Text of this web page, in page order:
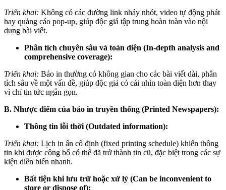
Triển khai: Không có các đường link nhảy nhót, video tự động phát
hay quảng cáo pop-up, giúp độc giả tập trung hoàn toàn vào nội
dung bài viết.
Phân tích chuyên sâu và toàn diện (In-depth analysis and
comprehensive coverage):
Triển khai: Báo in thường có không gian cho các bài viết dài, phân
tích sâu về một vấn đề, giúp độc giả có cái nhìn toàn diện hơn thay
vì chỉ tin tức ngắn gọn.
B. Nhược điểm của báo in truyền thống (Printed Newspapers):
Thông tin lỗi thời (Outdated information):
Triển khai: Lịch in ấn cố định (fixed printing schedule) khiến thông
tin khi được công bố có thể đã trở thành tin cũ, đặc biệt trong các sự
kiện diễn biến nhanh.
Bất tiện khi lưu trữ hoặc xử lý (Can be inconvenient to
store or dispose of):